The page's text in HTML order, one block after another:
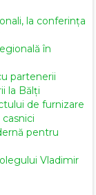
la conferința
în
partenerii
la Bălți
de furnizare
pentru
Vladimir